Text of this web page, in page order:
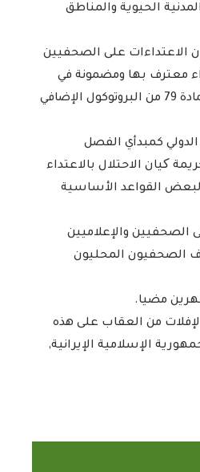
الحيوية والمناطق
الاعتداءات على الصحفيين
معترف بها ومضمونة في
اتفاقيات جنيف لعام 1949 وخاصة الاتفاقية الثالثة والبروتوكولات الإضافية وخاصة المادة 79 من البروتوكول الإضافي
الدولي كمبدأي الفصل
کيان الاحتلال بالاعتداء
لبعض القواعد الأساسية
الصحفيين والإعلاميين
الصحفيون المحليون
من العقاب على هذه
الإسلامية الإيرانية,
باكاديمية اتحاد اذاعات
التعاون الإسلامي
يؤدون ...